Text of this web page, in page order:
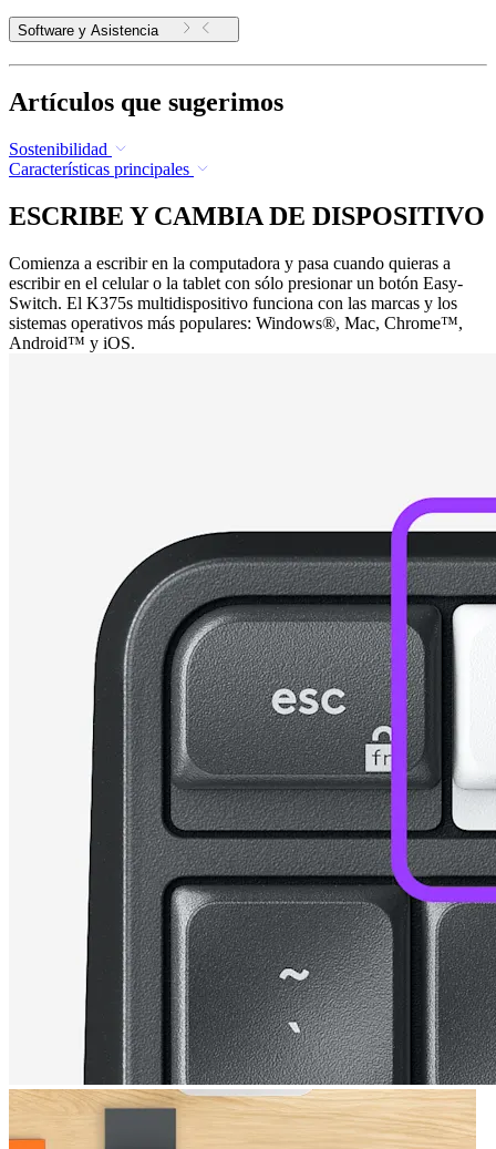
Software y Asistencia
Artículos que sugerimos
Sostenibilidad
Características principales
ESCRIBE Y CAMBIA DE DISPOSITIVO
Comienza a escribir en la computadora y pasa cuando quieras a
escribir en el celular o la tablet con sólo presionar un botón Easy-
Switch. El K375s multidispositivo funciona con las marcas y los
sistemas operativos más populares: Windows®, Mac, Chrome™,
Android™ y iOS.